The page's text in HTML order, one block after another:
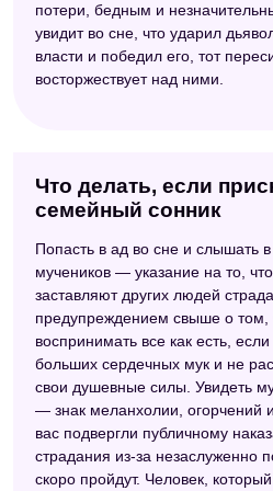
потери, бедным и
увидит во сне, что ударил
власти и победил его, тот
восторжествует над ними.
Что делать, если
семейный сонник
Попасть в ад во сне и слышать
мучеников — указание на то,
заставляют других людей
предупреждением свыше о том,
воспринимать все как есть,
больших сердечных мук и не
свои душевные силы. Увидеть
— знак меланхолии, огорчений
вас подвергли публичному
страдания из-за незаслуженно
скоро пройдут. Человек,